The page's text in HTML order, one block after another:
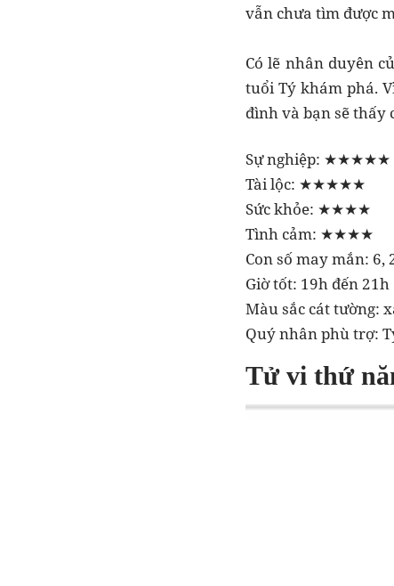
vẫn chưa tìm được
Có lẽ nhân duyên
tuổi Tý khám phá.
đình và bạn sẽ thấy
Sự nghiệp: ★★★★★
Tài lộc: ★★★★★
Sức khỏe: ★★★★
Tình cảm: ★★★★
Con số may mắn: 6,
Giờ tốt: 19h đến 21h
Màu sắc cát tường:
Quý nhân phù trợ:
Tử vi thứ